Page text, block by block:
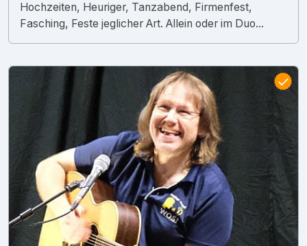
Hochzeiten, Heuriger, Tanzabend, Firmenfest,
Fasching, Feste jeglicher Art. Allein oder im Duo...